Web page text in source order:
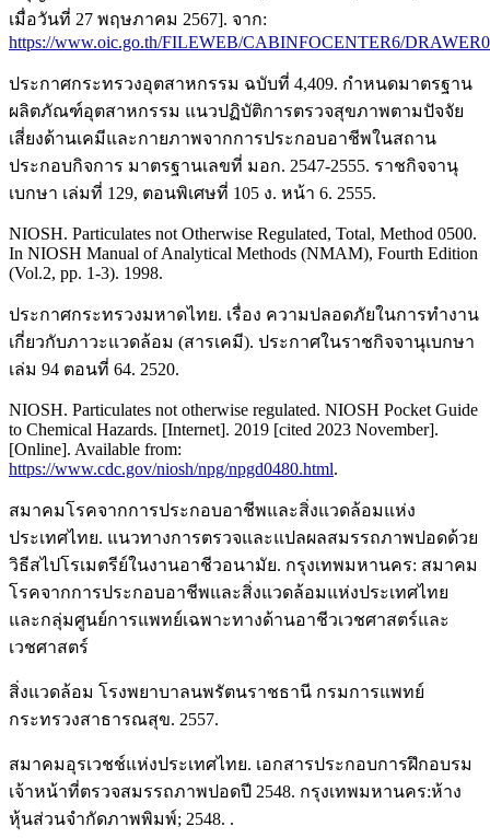
เมื่อวันที่ 27 พฤษภาคม 2567]. จาก:
https://www.oic.go.th/FILEWEB/CABINFOCENTER6/
ประกาศกระทรวงอุตสาหกรรม ฉบับที่ 4,409. กำหนดมาตรฐาน
ผลิตภัณฑ์อุตสาหกรรม แนวปฏิบัติการตรวจสุขภาพตามปัจจัย
เสี่ยงด้านเคมีและกายภาพจากการประกอบอาชีพในสถาน
ประกอบกิจการ มาตรฐานเลขที่ มอก. 2547-2555. ราชกิจจานุ
เบกษา เล่มที่ 129, ตอนพิเศษที่ 105 ง. หน้า 6. 2555.
NIOSH. Particulates not Otherwise Regulated, Total, Method 0500.
In NIOSH Manual of Analytical Methods (NMAM), Fourth Edition
(Vol.2, pp. 1-3). 1998.
ประกาศกระทรวงมหาดไทย. เรื่อง ความปลอดภัยในการทำงาน
เกี่ยวกับภาวะแวดล้อม (สารเคมี). ประกาศในราชกิจจานุเบกษา
เล่ม 94 ตอนที่ 64. 2520.
NIOSH. Particulates not otherwise regulated. NIOSH Pocket Guide
to Chemical Hazards. [Internet]. 2019 [cited 2023 November].
[Online]. Available from:
https://www.cdc.gov/niosh/npg/npgd0480.html.
สมาคมโรคจากการประกอบอาชีพและสิ่งแวดล้อมแห่ง
ประเทศไทย. แนวทางการตรวจและแปลผลสมรรถภาพปอดด้วย
วิธีสไปโรเมตรีย์ในงานอาชีวอนามัย. กรุงเทพมหานคร: สมาคม
โรคจากการประกอบอาชีพและสิ่งแวดล้อมแห่งประเทศไทย
และกลุ่มศูนย์การแพทย์เฉพาะทางด้านอาชีวเวชศาสตร์และ
เวชศาสตร์
สิ่งแวดล้อม โรงพยาบาลนพรัตนราชธานี กรมการแพทย์
กระทรวงสาธารณสุข. 2557.
สมาคมอุรเวชช์แห่งประเทศไทย. เอกสารประกอบการฝึกอบรม
เจ้าหน้าที่ตรวจสมรรถภาพปอดปี 2548. กรุงเทพมหานคร:ห้าง
หุ้นส่วนจำกัดภาพพิมพ์; 2548. .